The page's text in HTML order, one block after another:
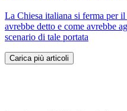
La Chiesa italiana si ferma per
avrebbe detto e come avrebbe
scenario di tale portata
Carica più articoli